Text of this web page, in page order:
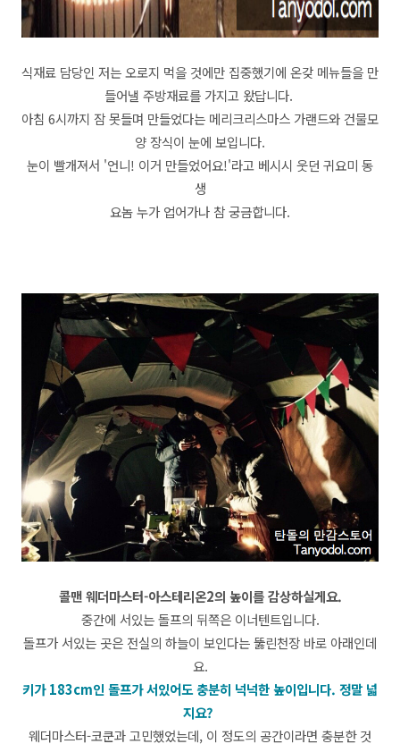
식재료 담당인 저는 오로지 먹을 것에만 집중했기에 온갖 메뉴들을 만
들어낼 주방재료를 가지고 왔답니다.
아침 6시까지 잠 못들며 만들었다는 메리크리스마스 가랜드와 건물모
양 장식이 눈에 보입니다.
눈이 빨개져서 '언니! 이거 만들었어요!'라고 베시시 웃던 귀요미 동
생
요놈 누가 업어가나 참 궁금합니다.
콜맨 웨더마스터-아스테리온2의 높이를 감상하실게요.
중간에 서있는 돌프의 뒤쪽은 이너텐트입니다.
돌프가 서있는 곳은 전실의 하늘이 보인다는 뚫린천장 바로 아래인데
요.
키가 183cm인 돌프가 서있어도 충분히 넉넉한 높이입니다. 정말 넓
지요?
웨더마스터-코쿤과 고민했었는데, 이 정도의 공간이라면 충분한 것